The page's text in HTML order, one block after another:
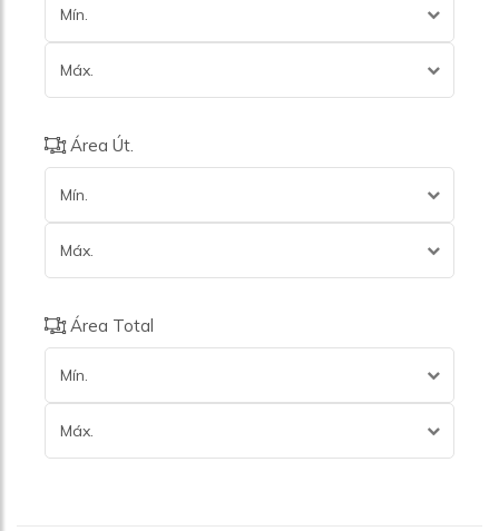
Mín.
Máx.
Área Út.
Mín.
Máx.
Área Total
Mín.
Máx.